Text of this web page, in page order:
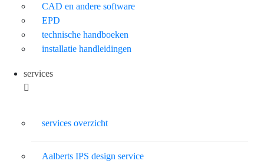
CAD en andere software
EPD
technische handboeken
installatie handleidingen
services
services overzicht
Aalberts IPS design service